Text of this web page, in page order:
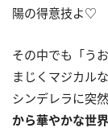
陽の得意技よ♡
その中でも「う
まじくマジカル
シンデレラに突
から華やかな世